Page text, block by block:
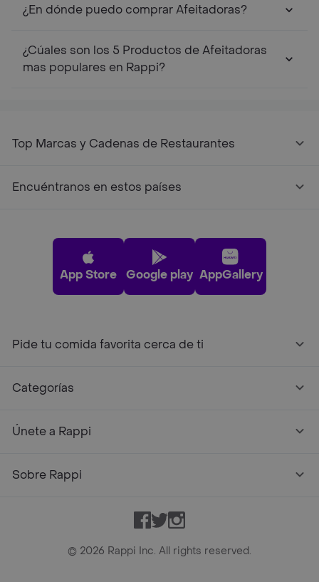
¿En dónde puedo comprar Afeitadoras?
¿Cúales son los 5 Productos de Afeitadoras
mas populares en Rappi?
Top Marcas y Cadenas de Restaurantes
Encuéntranos en estos países
App Store Google play AppGallery
Pide tu comida favorita cerca de ti
Categorías
Únete a Rappi
Sobre Rappi
Facebook
TwitterInstagram
© 2026 Rappi Inc. All rights reserved.